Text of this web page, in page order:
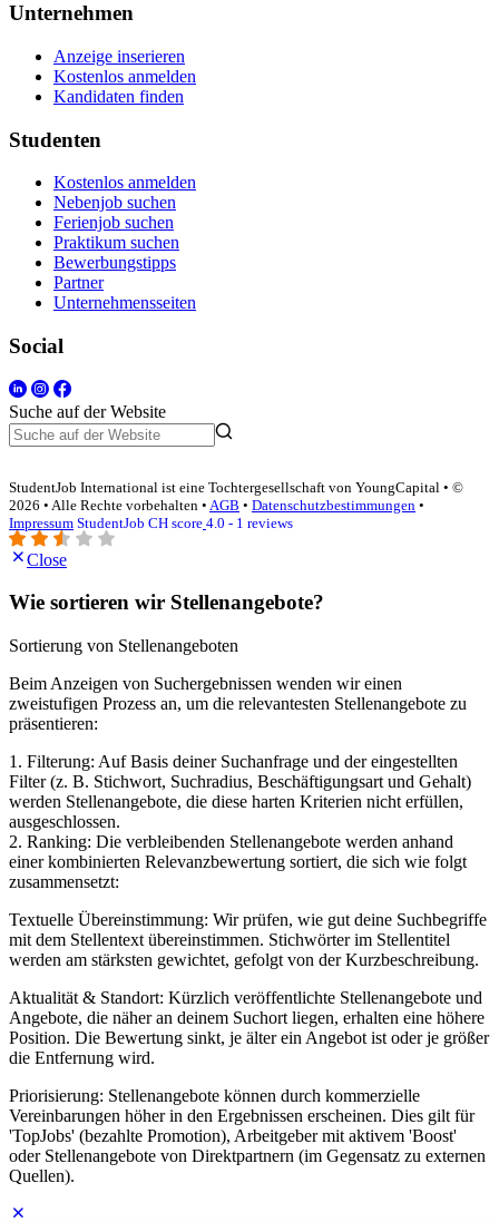
Unternehmen
Anzeige inserieren
Kostenlos anmelden
Kandidaten finden
Studenten
Kostenlos anmelden
Nebenjob suchen
Ferienjob suchen
Praktikum suchen
Bewerbungstipps
Partner
Unternehmensseiten
Social
Suche auf der Website
StudentJob International ist eine Tochtergesellschaft von YoungCapital • ©
2026 • Alle Rechte vorbehalten • AGB • Datenschutzbestimmungen •
Impressum StudentJob CH score 4.0 - 1 reviews
Close
Wie sortieren wir Stellenangebote?
Sortierung von Stellenangeboten
Beim Anzeigen von Suchergebnissen wenden wir einen
zweistufigen Prozess an, um die relevantesten Stellenangebote zu
präsentieren:
1. Filterung: Auf Basis deiner Suchanfrage und der eingestellten
Filter (z. B. Stichwort, Suchradius, Beschäftigungsart und Gehalt)
werden Stellenangebote, die diese harten Kriterien nicht erfüllen,
ausgeschlossen.
2. Ranking: Die verbleibenden Stellenangebote werden anhand
einer kombinierten Relevanzbewertung sortiert, die sich wie folgt
zusammensetzt:
Textuelle Übereinstimmung: Wir prüfen, wie gut deine Suchbegriffe
mit dem Stellentext übereinstimmen. Stichwörter im Stellentitel
werden am stärksten gewichtet, gefolgt von der Kurzbeschreibung.
Aktualität & Standort: Kürzlich veröffentlichte Stellenangebote und
Angebote, die näher an deinem Suchort liegen, erhalten eine höhere
Position. Die Bewertung sinkt, je älter ein Angebot ist oder je größer
die Entfernung wird.
Priorisierung: Stellenangebote können durch kommerzielle
Vereinbarungen höher in den Ergebnissen erscheinen. Dies gilt für
'TopJobs' (bezahlte Promotion), Arbeitgeber mit aktivem 'Boost'
oder Stellenangebote von Direktpartnern (im Gegensatz zu externen
Quellen).